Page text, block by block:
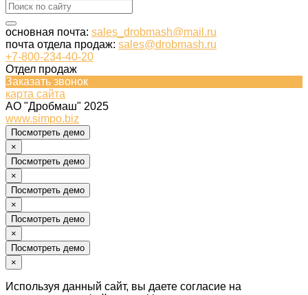
основная почта: sales_drobmash@mail.ru
почта отдела продаж: sales@drobmash.ru
+7-800-234-40-20
Отдел продаж
Заказать звонок
карта сайта
АО "Дробмаш" 2025
www.simpo.biz
Посмотреть демо
×
Посмотреть демо
×
Посмотреть демо
×
Посмотреть демо
×
Посмотреть демо
×
Используя данный сайт, вы даете согласие на